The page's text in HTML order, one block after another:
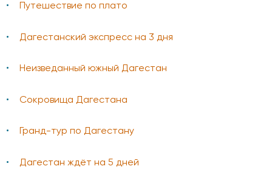
Путешествие по плато
Дагестанский экспресс на 3 дня
Неизведанный южный Дагестан
Сокровища Дагестана
Гранд-тур по Дагестану
Дагестан ждёт на 5 дней